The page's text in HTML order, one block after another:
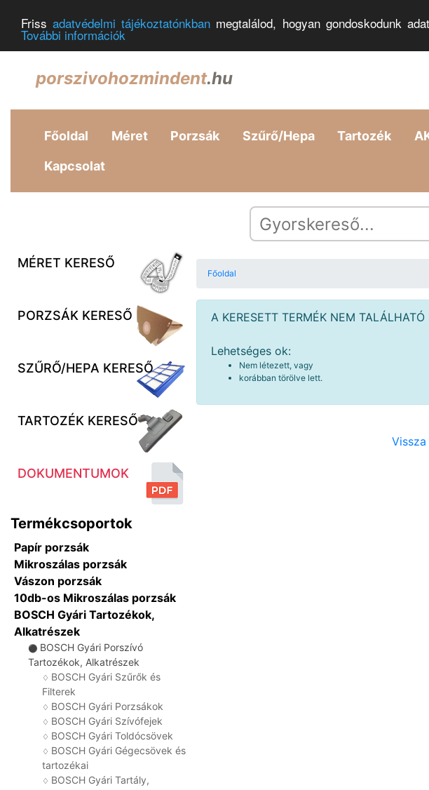
Frissadatvédelmi tájékoztatónkban megtalálod, hogyan gondoskodunk
További információk
porszivohozmindent.hu
Főoldal Méret Porzsák Szűrő/Hepa Tartozék
Kapcsolat
MÉRET KERESŐ
PORZSÁK KERESŐ
SZŰRŐ/HEPA KERESŐ
TARTOZÉK KERESŐ
DOKUMENTUMOK
Termékcsoportok
Papír porzsák
Mikroszálas porzsák
Vászon porzsák
10db-os Mikroszálas porzsák
BOSCH Gyári Tartozékok,
Alkatrészek
⚫ BOSCH Gyári Porszívó
Tartozékok, Alkatrészek
♢ BOSCH Gyári Szűrők és
Filterek
♢ BOSCH Gyári Porzsákok
♢ BOSCH Gyári Szívófejek
♢ BOSCH Gyári Toldócsövek
♢ BOSCH Gyári Gégecsövek és
tartozékai
♢ BOSCH Gyári Tartály,
Főoldal
A KERESETT TERMÉK NEM TALÁLHATÓ
Lehetséges ok:
Nem létezett, vagy
korábban törölve lett.